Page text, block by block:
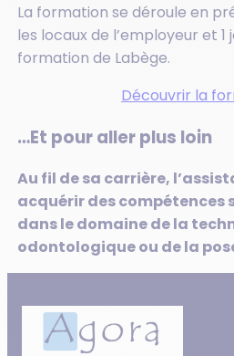
La formation se déroule en
les locaux de l’employeur et
formation de Labège.
Découvrir la
…Et pour aller plus loin
Au fil de sa carrière,
acquérir des compétences
dans le domaine de la
odontologique ou de la